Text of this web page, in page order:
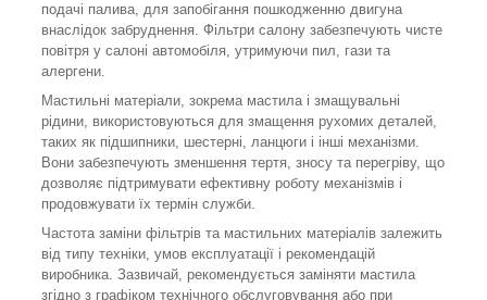
подачі палива, для запобігання пошкодженню двигуна
внаслідок забруднення. Фільтри салону забезпечують чисте
повітря у салоні автомобіля, утримуючи пил, гази та
алергени.
Мастильні матеріали, зокрема мастила і змащувальні
рідини, використовуються для змащення рухомих деталей,
таких як підшипники, шестерні, ланцюги і інші механізми.
Вони забезпечують зменшення тертя, зносу та перегріву, що
дозволяє підтримувати ефективну роботу механізмів і
продовжувати їх термін служби.
Частота заміни фільтрів та мастильних матеріалів залежить
від типу техніки, умов експлуатації і рекомендацій
виробника. Зазвичай, рекомендується заміняти мастила
згідно з графіком технічного обслуговування або при